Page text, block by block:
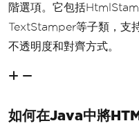
階選項。它包括
TextStamper等子類，支
不透明度和對齊方式。
如何在Java中將